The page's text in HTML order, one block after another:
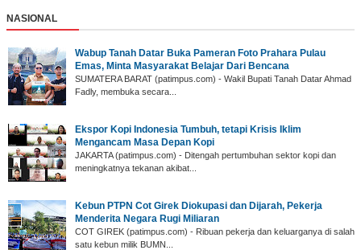
NASIONAL
Wabup Tanah Datar ‎Buka Pameran Foto Prahara Pulau
Emas, Minta Masyarakat Belajar Dari Bencana
SUMATERA BARAT (p‎atimpus.com) - Wakil Bupati Tanah Datar Ahmad
Fadly, membuka secara...
Ekspor Kopi Indonesia Tumbuh, tetapi Krisis Iklim
Mengancam Masa Depan Kopi
JAKARTA (patimpus.com) - Ditengah pertumbuhan sektor kopi dan
meningkatnya tekanan akibat...
Kebun PTPN Cot Girek Diokupasi dan Dijarah, Pekerja
Menderita Negara Rugi Miliaran
COT GIREK (patimpus.com) - Ribuan pekerja dan keluarganya di salah
satu kebun milik BUMN...